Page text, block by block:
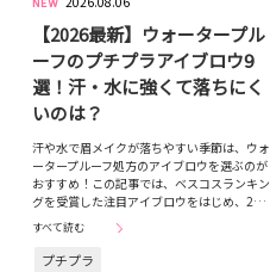
【2026最新】ウォータープル
ーフのプチプラアイブロウ9
選！汗・水に強くて落ちにく
いのは？
汗や水で眉メイクが落ちやすい季節は、ウォ
ータープルーフ処方のアイブロウを選ぶのが
おすすめ！この記事では、ベスコスランキン
グを受賞した注目アイブロウをはじめ、2…
すべて読む
プチプラ